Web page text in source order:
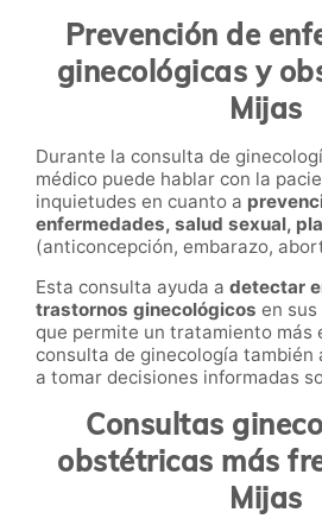
Prevención de
ginecológicas y
Mijas
Durante la consulta de
médico puede hablar con la
inquietudes en cuanto a
enfermedades, salud sexual,
(anticoncepción, embarazo,
Esta consulta ayuda a detectar
trastornos ginecológicos en
que permite un tratamiento más
consulta de ginecología también
a tomar decisiones informadas
Consultas
obstétricas más
Mijas